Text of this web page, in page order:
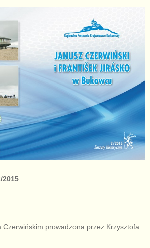
2015
Czerwińskim prowadzona przez Krzysztofa